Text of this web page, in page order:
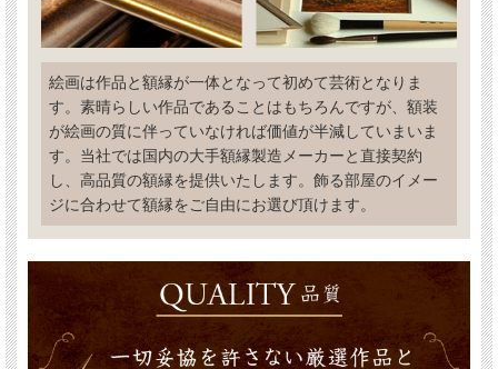
絵画は作品と額縁が一体となって初めて芸術となりま
す。素晴らしい作品であることはもちろんですが、額装
が絵画の質に伴っていなければ価値が半減していまいま
す。当社では国内の大手額縁製造メーカーと直接契約
し、高品質の額縁を提供いたします。飾る部屋のイメー
ジに合わせて額縁をご自由にお選び頂けます。